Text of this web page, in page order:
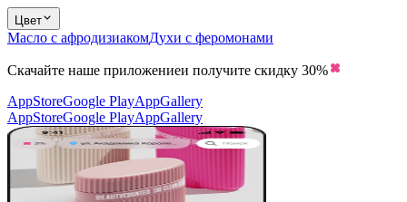
Цвет
Масло с афродизиакомДухи с феромонами
Скачайте наше приложениеи получите скидку 30%
AppStoreGoogle PlayAppGallery
AppStoreGoogle PlayAppGallery